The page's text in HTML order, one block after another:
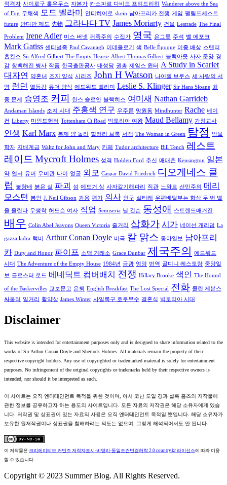
적격자 사이로구 홀우무스 자본가 카스파르 다비드 프리드리히
Wanderer above the Sea
of Fog 무채색 모드 벨라미 안티히어로 skein 남아프리카 전쟁 게임 팰림프세스트
future 안다만 제도 先物 그라나다 TV James Moriarty 건물 Lestrade The Final
Problem Irene Adler 미스 버넷 귀족주의 수집가 영국 은그릇 주석 벨 에포크
Mark Gatiss 센티널족 Paul Cavanagh 이데올로기 색 Belle Époque 이중 배상 스탠리
홉킨스 Sir Alfred Gilbert The Empty Hearse Albert Thomas Gilbert 블랙아웃 사자 문양 경
감 창백해진 병사 작품 한국출판공사 대성당 권총 제임스 윈터
A Study in Scarlet
대자연
약혼녀 조지 양식 시리즈 John H Watson 나이젤 브루스 세 사람의 서
명
런던 열등감 튜더 양식 에드워드 벨라미 Leslie S. Klinger Sir Hans Sloane 최
종 문제 승영조 커피 한스 슬로안 블랙히스 여미새 Nathan Garrideb
Andaman Islands 조지 시대 주홍색 연구 우주론 망원동 Mindhunter Rache 베이
컨 Liberty 마인드헌터 Tottenham Ct Road 빅토리아 여왕 Maud Bellamy 가정교사
인생 Karl Marx 복제 양 돌리 힐러리 브룩 서점 The Woman in Green 탐정 박물
학자 지배계급 Waltz for John and Mary 카페 Tudor architecture Bill Tench 레스트
레이드 Mycroft Holmes 성격 Holden Ford 추신 매매춘 Kensington 일본
약 엽서 유머 우미관 나이 얼굴 외모 Caspar David Friedrich 디오게네스 클
럽
불량배 붉은 실 파괴 섬 에드거 상 사자갈기해파리 직관 느와르 선민주의
메리
모스턴
봉인 J. Neil Gibson 과음 평가 의사 인구 실타래 우편배달부는 항상 두 번 벨
을 울린다 우생학 허드슨 여사 직업 Semiseria 닐 깁슨 동성애 스트랜드매거진
배우 Colin Abel Jeavons Queen Victoria 줄거리 삽화가 시가 네이선 개리덥 La
gazza ladra 럭비 Arthur Conan Doyle 비극 칼 맑스 동아일보
남아프리
카 Duty and Honor 파이프 소맥 거래소 Grace Dunbar 제국주의
에드워드
시대 The Adventure of the Empty House 1984년 금광 엉망 번역 골디니 레스토랑 중앙일
보 글로스터 로드 베네딕트 컴버배치 전쟁 Hillary Brooke 색인 The Hound
of the Baskervilles 교보문고 은퇴 English Breakfast The Lost Special 전화 콜린 제본스
싸움터
일거리 활약상 James Winter 사일록구 호루무수 결혼식 빅토리아 시대
Disclaimer
This website is intended for entertainment purposes only and is designed to share information related to the
works of Sir Arthur Conan Doyle and Sherlock Holmes. All materials remain the property of their
respective copyright holders. Any use of copyrighted or trademarked material is solely for entertainment
purposes. No infringement of the original copyrights or trademarks held by their respective owners is
intended, nor should it be interpreted as such.
이 사이트는 오직 엔터테인먼트 목적을 위한 것이며, 아서 코난 도일 경과 셜록 홈즈의 저작물에
관한 정보를 공유하고자 하는 용도의 사이트입니다. 모든 자료의 저작권은 해당 소유자에게 있습
니다. 저작권 및 상표권이 있는 자료의 사용은 오직 엔터테인먼트 목적일 뿐입니다. 해당 소유자가
보유한 원저작권이나 상표권을 침해하려는 의도는 없으며, 그렇게 해석되어서도 안 됩니다.
이 저작물은 크리에이티브 커먼즈 저작자표시-비영리-동일조건변경허락 2.0 country.kr 라이선스에 따라 이용
할 수 있습니다.
Copyright © 2023 Summer Blog. All Rights Reserved.